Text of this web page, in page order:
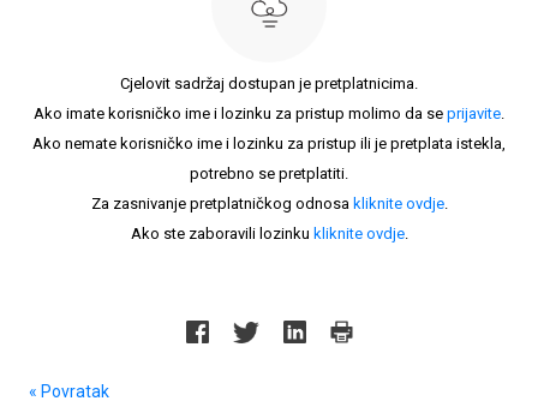
Cjelovit sadržaj dostupan je pretplatnicima.
Ako imate korisničko ime i lozinku za pristup molimo da se prijavite.
Ako nemate korisničko ime i lozinku za pristup ili je pretplata istekla,
potrebno se pretplatiti.
Za zasnivanje pretplatničkog odnosa kliknite ovdje.
Ako ste zaboravili lozinku kliknite ovdje.
« Povratak